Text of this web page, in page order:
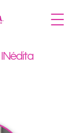
INédita